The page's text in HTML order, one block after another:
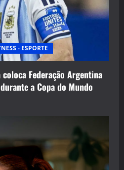
- ESPORTE
Federação Argentina
a Copa do Mundo